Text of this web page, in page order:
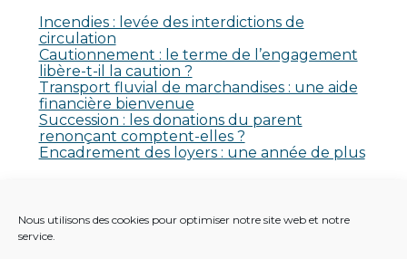
Nous utilisons des cookies pour optimiser notre site web et notre
service.
Incendies : levée des interdictions de
circulation
Cautionnement : le terme de l’engagement
libère-t-il la caution ?
Transport fluvial de marchandises : une aide
financière bienvenue
Succession : les donations du parent
renonçant comptent-elles ?
Encadrement des loyers : une année de plus
Aucun commentaire à afficher.